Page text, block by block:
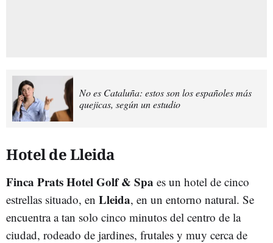
No es Cataluña: estos son los españoles más
quejicas, según un estudio
Hotel de Lleida
Finca Prats Hotel Golf & Spa es un hotel de cinco
estrellas situado, en Lleida, en un entorno natural. Se
encuentra a tan solo cinco minutos del centro de la
ciudad, rodeado de jardines, frutales y muy cerca de